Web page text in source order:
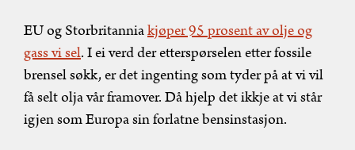
EU og Storbritanniakjøper 95 prosent av olje og
gass vi sel. I ei verd der etterspørselen etter fossile
brensel søkk, er det ingenting som tyder på at vi vil
få selt olja vår framover. Då hjelp det ikkje at vi står
igjen som Europa sin forlatne bensinstasjon.